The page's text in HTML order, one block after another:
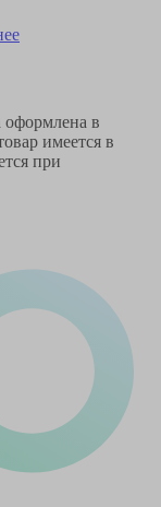
оформлена в
имеется в
при